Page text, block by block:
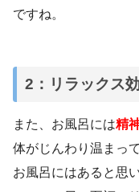
ですね。
2：リラックス
また、お風呂には精
体がじんわり温まっ
お風呂にはあると思